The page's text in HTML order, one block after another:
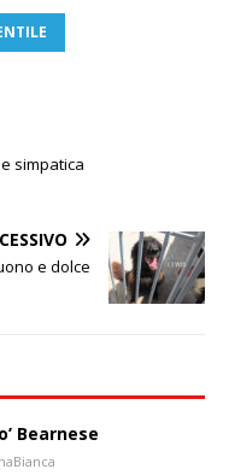
simpatica
e dolce
Bearnese